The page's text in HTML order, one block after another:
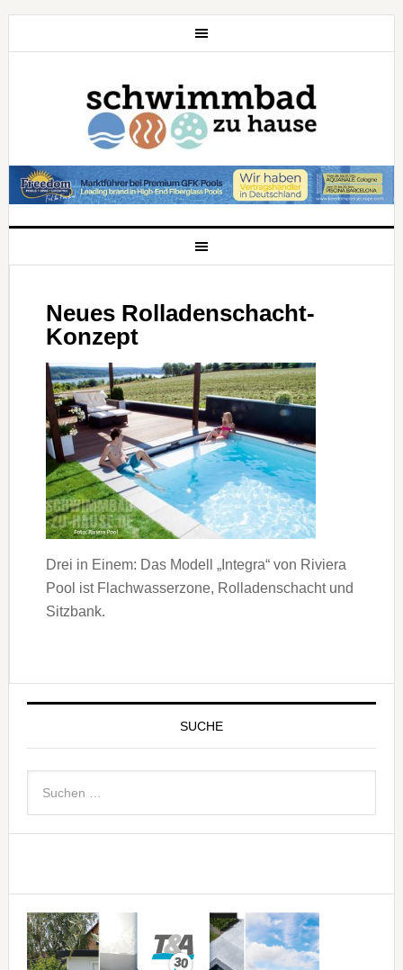
Neues Rolladenschacht-
Konzept
Drei in Einem: Das Modell „Integra“ von Riviera
Pool ist Flachwasserzone, Rolladenschacht und
Sitzbank.
SUCHE